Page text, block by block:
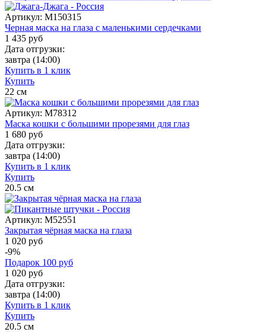
Артикул: M150315
Черная маска на глаза с маленькими сердечками
1 435 руб
Дата отгрузки:
завтра (14:00)
Купить в 1 клик
Купить
22 см
Артикул: M78312
Маска кошки с большими прорезями для глаз
1 680 руб
Дата отгрузки:
завтра (14:00)
Купить в 1 клик
Купить
20.5 см
Артикул: M52551
Закрытая чёрная маска на глаза
1 020 руб
-9%
Подарок 100 руб
1 020 руб
Дата отгрузки:
завтра (14:00)
Купить в 1 клик
Купить
20.5 см